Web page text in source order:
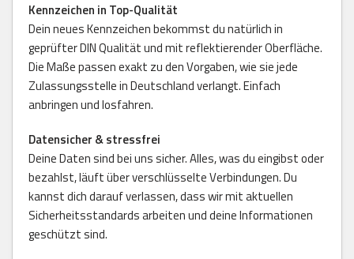
Kennzeichen in Top-Qualität
Dein neues Kennzeichen bekommst du natürlich in
geprüfter DIN Qualität und mit reflektierender Oberfläche.
Die Maße passen exakt zu den Vorgaben, wie sie jede
Zulassungsstelle in Deutschland verlangt. Einfach
anbringen und losfahren.
Datensicher & stressfrei
Deine Daten sind bei uns sicher. Alles, was du eingibst oder
bezahlst, läuft über verschlüsselte Verbindungen. Du
kannst dich darauf verlassen, dass wir mit aktuellen
Sicherheitsstandards arbeiten und deine Informationen
geschützt sind.